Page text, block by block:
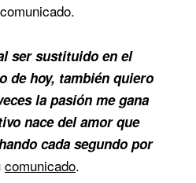
ser sustituido en el
de hoy, también quiero
la pasión me gana
nace del amor que
cada segundo por
comunicado.